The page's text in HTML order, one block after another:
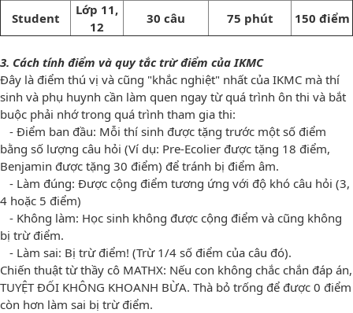
Student
Lớp 11,
12
30 câu 75 phút 150 điểm
3. Cách tính điểm và quy tắc trừ điểm của IKMC
Đây là điểm thú vị và cũng "khắc nghiệt" nhất của IKMC mà thí
sinh và phụ huynh cần làm quen ngay từ quá trình ôn thi và bắt
buộc phải nhớ trong quá trình tham gia thi:
- Điểm ban đầu: Mỗi thí sinh được tặng trước một số điểm
bằng số lượng câu hỏi (Ví dụ: Pre-Ecolier được tặng 18 điểm,
Benjamin được tặng 30 điểm) để tránh bị điểm âm.
- Làm đúng: Được cộng điểm tương ứng với độ khó câu hỏi (3,
4 hoặc 5 điểm)
- Không làm: Học sinh không được cộng điểm và cũng không
bị trừ điểm.
- Làm sai: Bị trừ điểm! (Trừ 1/4 số điểm của câu đó).
Chiến thuật từ thầy cô MATHX: Nếu con không chắc chắn đáp án,
TUYỆT ĐỐI KHÔNG KHOANH BỪA. Thà bỏ trống để được 0 điểm
còn hơn làm sai bị trừ điểm.